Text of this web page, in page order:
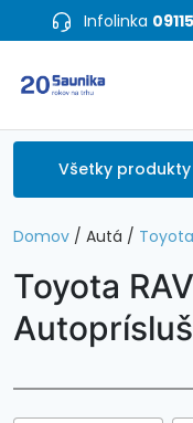
Infolinka
Všetky produkty
Domov / Autá / Toyota
Toyota